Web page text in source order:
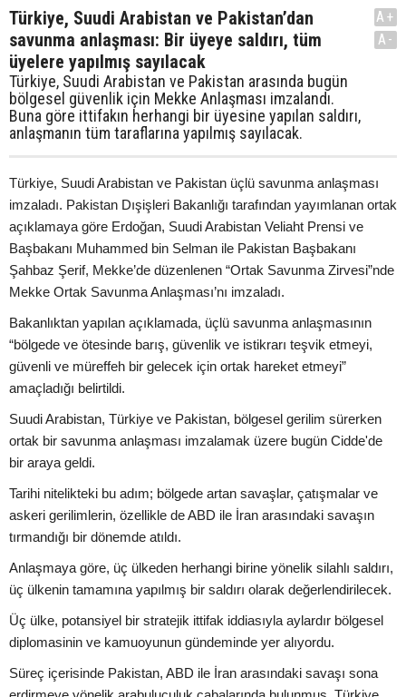
Türkiye, Suudi Arabistan ve Pakistan’dan
savunma anlaşması: Bir üyeye saldırı, tüm
üyelere yapılmış sayılacak
Türkiye, Suudi Arabistan ve Pakistan arasında bugün
bölgesel güvenlik için Mekke Anlaşması imzalandı.
Buna göre ittifakın herhangi bir üyesine yapılan saldırı,
anlaşmanın tüm taraflarına yapılmış sayılacak.
A+
A-
Türkiye, Suudi Arabistan ve Pakistan üçlü savunma anlaşması
imzaladı. Pakistan Dışişleri Bakanlığı tarafından yayımlanan ortak
açıklamaya göre Erdoğan, Suudi Arabistan Veliaht Prensi ve
Başbakanı Muhammed bin Selman ile Pakistan Başbakanı
Şahbaz Şerif, Mekke’de düzenlenen “Ortak Savunma Zirvesi”nde
Mekke Ortak Savunma Anlaşması’nı imzaladı.
Bakanlıktan yapılan açıklamada, üçlü savunma anlaşmasının
“bölgede ve ötesinde barış, güvenlik ve istikrarı teşvik etmeyi,
güvenli ve müreffeh bir gelecek için ortak hareket etmeyi”
amaçladığı belirtildi.
Suudi Arabistan, Türkiye ve Pakistan, bölgesel gerilim sürerken
ortak bir savunma anlaşması imzalamak üzere bugün Cidde'de
bir araya geldi.
Tarihi nitelikteki bu adım; bölgede artan savaşlar, çatışmalar ve
askeri gerilimlerin, özellikle de ABD ile İran arasındaki savaşın
tırmandığı bir dönemde atıldı.
Anlaşmaya göre, üç ülkeden herhangi birine yönelik silahlı saldırı,
üç ülkenin tamamına yapılmış bir saldırı olarak değerlendirilecek.
Üç ülke, potansiyel bir stratejik ittifak iddiasıyla aylardır bölgesel
diplomasinin ve kamuoyunun gündeminde yer alıyordu.
Süreç içerisinde Pakistan, ABD ile İran arasındaki savaşı sona